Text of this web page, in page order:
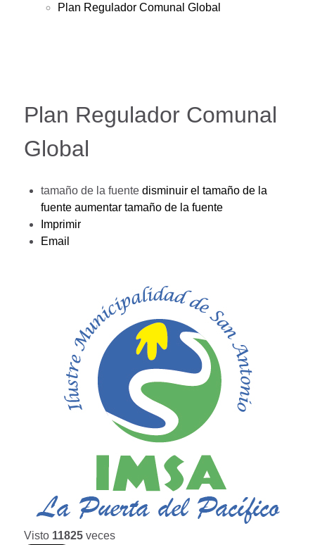
Plan Regulador Comunal Global
Plan Regulador Comunal
Global
tamaño de la fuente disminuir el tamaño de la
fuente aumentar tamaño de la fuente
Imprimir
Email
Visto 11825 veces